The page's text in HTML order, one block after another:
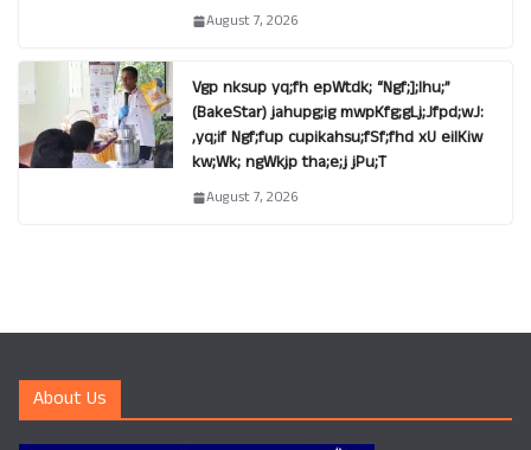
August 7, 2026
Vgp nksup yq;fh epWtdk; “Ngf;];lhu;”
(BakeStar) jahupg;ig mwpKfg;gLj;Jfpd;wJ:
,yq;if Ngf;fup cupikahsu;fSf;fhd xU eilKiw
kw;Wk; ngWkjp tha;e;j jPu;T
August 7, 2026
About Us